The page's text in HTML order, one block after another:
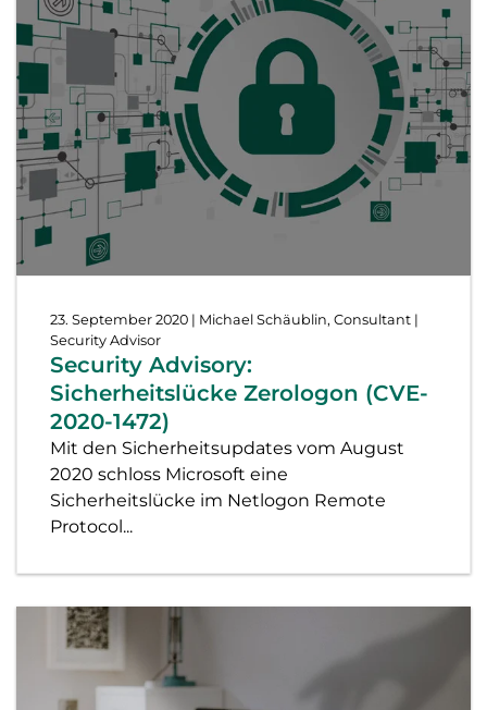
23. September 2020 | Michael Schäublin, Consultant |
Security Advisor
Security Advisory:
Sicherheitslücke Zerologon (CVE-
2020-1472)
Mit den Sicherheitsupdates vom August
2020 schloss Microsoft eine
Sicherheitslücke im Netlogon Remote
Protocol...